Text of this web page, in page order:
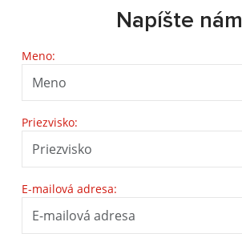
Napíšte nám
Meno:
Priezvisko:
E-mailová adresa: